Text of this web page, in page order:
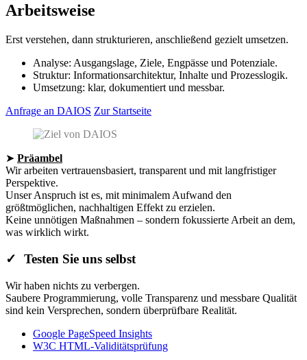
Arbeitsweise
Erst verstehen, dann strukturieren, anschließend gezielt umsetzen.
Analyse: Ausgangslage, Ziele, Engpässe und Potenziale.
Struktur: Informationsarchitektur, Inhalte und Prozesslogik.
Umsetzung: klar, dokumentiert und messbar.
Anfrage an DAIOS Zur Startseite
➤ Präambel
Wir arbeiten vertrauensbasiert, transparent und mit langfristiger
Perspektive.
Unser Anspruch ist es, mit minimalem Aufwand den
größtmöglichen, nachhaltigen Effekt zu erzielen.
Keine unnötigen Maßnahmen – sondern fokussierte Arbeit an dem,
was wirklich wirkt.
✓ Testen Sie uns selbst
Wir haben nichts zu verbergen.
Saubere Programmierung, volle Transparenz und messbare Qualität
sind kein Versprechen, sondern überprüfbare Realität.
Google PageSpeed Insights
W3C HTML-Validitätsprüfung